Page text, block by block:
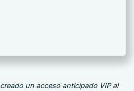
un acceso anticipado VIP al